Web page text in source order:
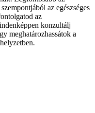
az egészséges
az
konzultálj
meghatározhassátok a